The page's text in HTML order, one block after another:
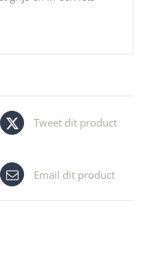
Tweet dit product
Email dit product